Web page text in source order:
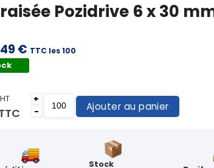
Pozidrive 6 x 30
€ TTC les 100
HT
+
-
Ajouter au panier
Stock